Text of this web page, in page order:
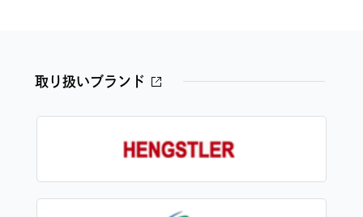
取り扱いブランド